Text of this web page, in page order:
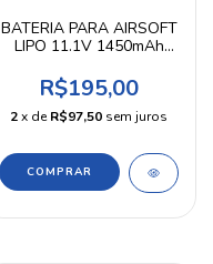
BATERIA PARA AIRSOFT
LIPO 11.1V 1450mAh
R$195,00
2x deR$97,50 sem juros